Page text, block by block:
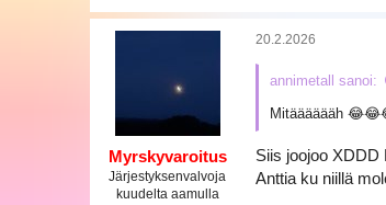
Myrskyvaroitus
Järjestyksenvalvoja
kuudelta aamulla
20.2.2026
annimetall sanoi:
Mitääääääh
Siis joojoo
Anttia ku niillä